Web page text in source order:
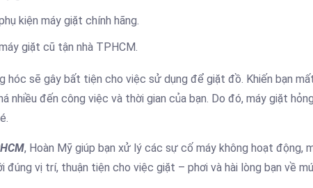
kiện máy giặt chính hãng.
giặt cũ tận nhà TPHCM.
hóc sẽ gây bất tiện cho việc sử dụng để giặt đồ. Khiến bạn
nhiều đến công việc và thời gian của bạn. Do đó, máy giặt
, Hoàn Mỹ giúp bạn xử lý các sự cố máy không hoạt động,
đúng vị trí, thuận tiện cho việc giặt – phơi và hài lòng bạn về